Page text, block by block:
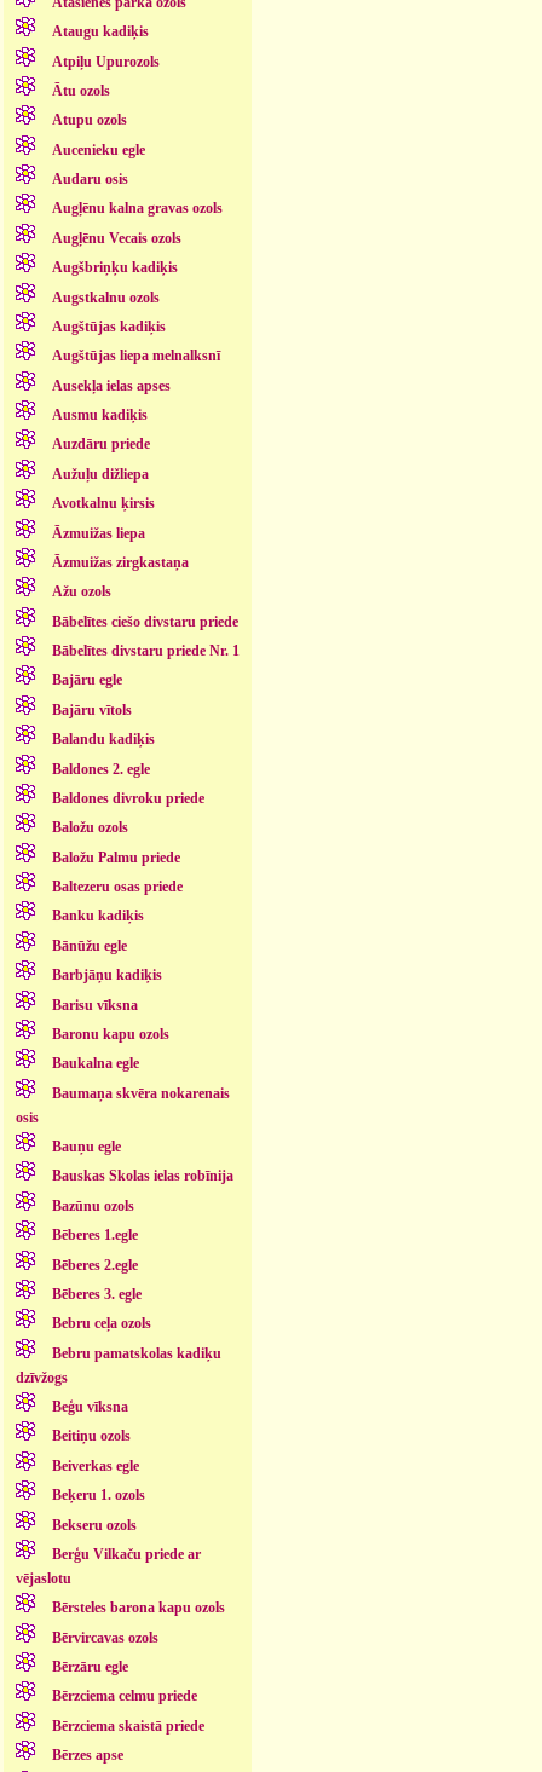
Ataugu kadiķis
Atpiļu Upurozols
Ātu ozols
Atupu ozols
Aucenieku egle
Audaru osis
Augļēnu kalna gravas ozols
Augļēnu Vecais ozols
Augšbriņķu kadiķis
Augstkalnu ozols
Augštūjas kadiķis
Augštūjas liepa melnalksnī
Ausekļa ielas apses
Ausmu kadiķis
Auzdāru priede
Aužuļu dižliepa
Avotkalnu ķirsis
Āzmuižas liepa
Āzmuižas zirgkastaņa
Ažu ozols
Bābelītes ciešo divstaru priede
Bābelītes divstaru priede Nr. 1
Bajāru egle
Bajāru vītols
Balandu kadiķis
Baldones 2. egle
Baldones divroku priede
Baložu ozols
Baložu Palmu priede
Baltezeru osas priede
Banku kadiķis
Bānūžu egle
Barbjāņu kadiķis
Barisu vīksna
Baronu kapu ozols
Baukalna egle
Baumaņa skvēra nokarenais
osis
Bauņu egle
Bauskas Skolas ielas robīnija
Bazūnu ozols
Bēberes 1.egle
Bēberes 2.egle
Bēberes 3. egle
Bebru ceļa ozols
Bebru pamatskolas kadiķu
dzīvžogs
Beģu vīksna
Beitiņu ozols
Beiverkas egle
Beķeru 1. ozols
Bekseru ozols
Berģu Vilkaču priede ar
vējaslotu
Bērsteles barona kapu ozols
Bērvircavas ozols
Bērzāru egle
Bērzciema celmu priede
Bērzciema skaistā priede
Bērzes apse